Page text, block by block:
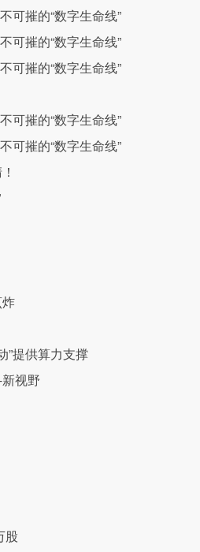
可摧的“数字生命线”
可摧的“数字生命线”
可摧的“数字生命线”
可摧的“数字生命线”
可摧的“数字生命线”
”提供算力支撑
视野
股